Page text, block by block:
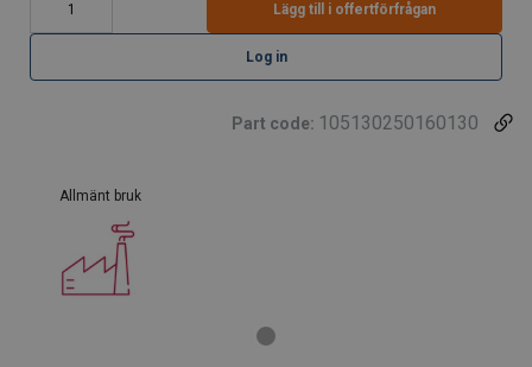
Lägg till i offertförfrågan
Log in
Part code: 105130250160130
Allmänt bruk